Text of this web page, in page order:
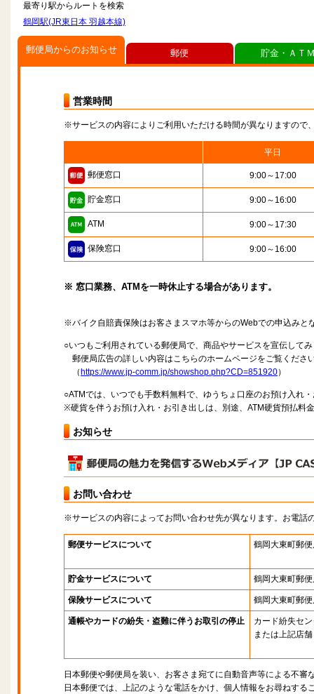
最寄り駅からルートを検索
鶴岡駅(JR東日本 羽越本線)
郵便局からのお知らせ
営業時間
※サービスの内容によりご利用いただける時間が異なりますので
平日
郵便窓口 9:00～17:00
貯金窓口 9:00～16:00
ATM 9:00～17:30
保険窓口 9:00～16:00
※ 窓口業務、ATMを一時休止する場合があります。
※バイク自賠責保険はお客さまスマホ等からのWebでの申込みと
○いつもご利用されている郵便局で、商品やサービスを宣伝して
郵便局広告の詳しい内容はこちらのホームページをご覧くださ
（ https://www.jp-comm.jp/showshop.php?CD=851920）
○ATMでは、いつでも手数料無料で、ゆうちょ口座のお預け入れ
※硬貨を伴うお預け入れ・お引き出しは、別途、ATM硬貨預払料
お知らせ
お問い合わせ
※サービスの内容によってお問い合わせ先が異なります。お電話
郵便サービスについて 鶴岡大東町郵
貯金サービスについて 鶴岡大東町郵
保険サービスについて 鶴岡大東町郵
通帳やカードの紛失・盗難に伴うお取引の停止
カード紛失セ
または上記店舗
日本郵便や郵便局を装い、お客さま宛てに自動音声等による不審
日本郵便では、上記のような電話をかけ、個人情報をお尋ねする
郵便 貯金・ＡＴ